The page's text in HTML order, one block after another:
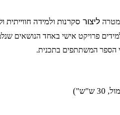
ליצור סקרנות ולמידה חווייתית ו
הספר המשתתפים בתכנית.